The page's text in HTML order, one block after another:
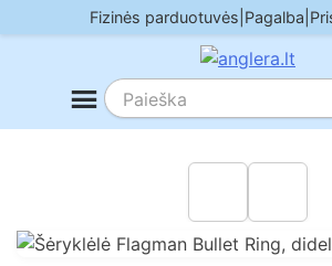
to
Fizinės parduotuvės Pagalba